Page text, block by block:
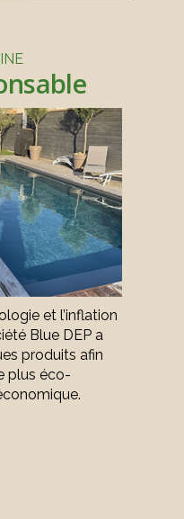
et l’inflation
Blue DEP a
produits afin
plus éco-